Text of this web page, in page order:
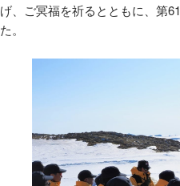
げ、ご冥福を祈るとともに、第61
た。